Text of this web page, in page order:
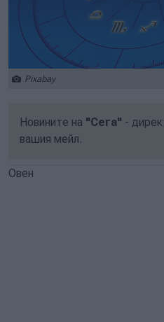
Pixabay
Новините на "Сега" -
вашия мейл.
Овен